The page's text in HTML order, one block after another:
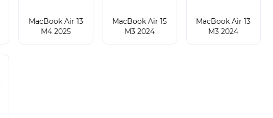
MacBook Air 13
M4 2025
MacBook Air 15
M3 2024
MacBook Air 13
M3 2024